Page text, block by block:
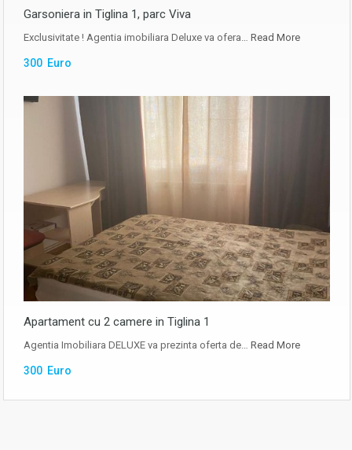
Garsoniera in Tiglina 1, parc Viva
Exclusivitate ! Agentia imobiliara Deluxe va ofera… Read More
300 Euro
Apartament cu 2 camere in Tiglina 1
Agentia Imobiliara DELUXE va prezinta oferta de… Read More
300 Euro